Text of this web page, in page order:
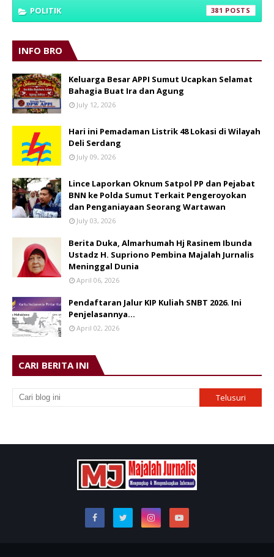
POLITIK 381
INFO BRO
Keluarga Besar APPI Sumut Ucapkan Selamat
Bahagia Buat Ira dan Agung
July 12, 2026
Hari ini Pemadaman Listrik 48 Lokasi di Wilayah
Deli Serdang
July 09, 2026
Lince Laporkan Oknum Satpol PP dan Pejabat
BNN ke Polda Sumut Terkait Pengeroyokan
dan Penganiayaan Seorang Wartawan
July 03, 2026
Berita Duka, Almarhumah Hj Rasinem Ibunda
Ustadz H. Supriono Pembina Majalah Jurnalis
Meninggal Dunia
April 06, 2026
Pendaftaran Jalur KIP Kuliah SNBT 2026. Ini
Penjelasannya…
April 02, 2026
CARI BERITA INI